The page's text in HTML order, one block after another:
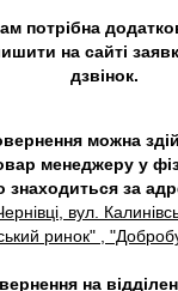
потрібна
на сайті
дзвінок.
можна
менеджеру у
знаходиться за
вул.
ринок" ,
на